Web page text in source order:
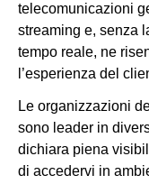
telecomunicazioni
streaming e, senza
tempo reale, ne
l’esperienza del
Le organizzazioni
sono leader in
dichiara piena
di accedervi in